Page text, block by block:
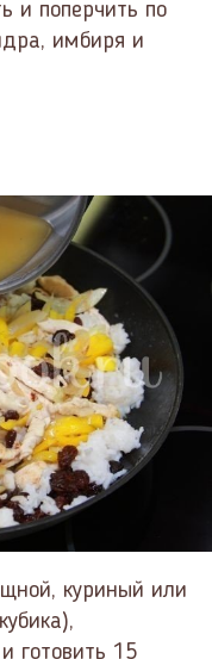
и поперчить по
имбиря и
куриный или
готовить 15